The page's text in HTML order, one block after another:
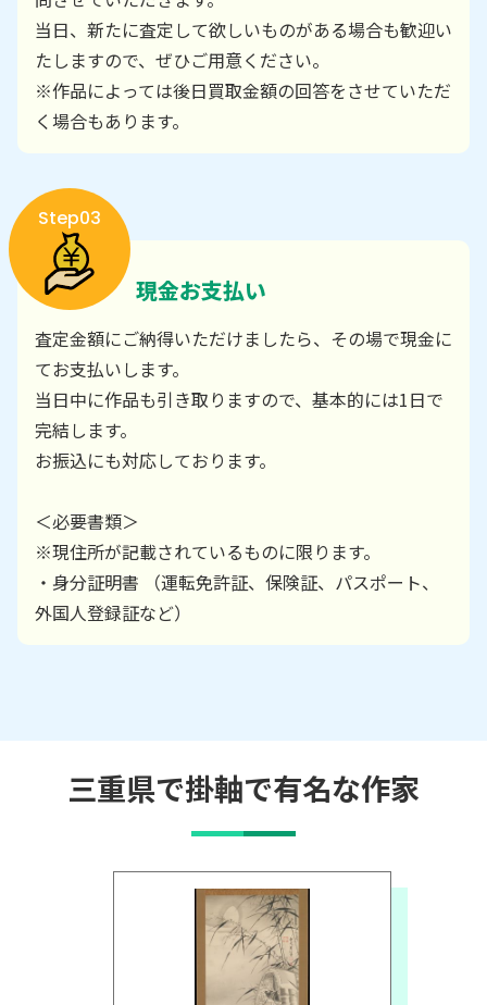
当日、新たに査定して欲しいものがある場合も歓迎い
たしますので、ぜひご用意ください。
※作品によっては後日買取金額の回答をさせていただ
く場合もあります。
Step03
現金お支払い
査定金額にご納得いただけましたら、その場で現金に
てお支払いします。
当日中に作品も引き取りますので、基本的には1日で
完結します。
お振込にも対応しております。
＜必要書類＞
※現住所が記載されているものに限ります。
・身分証明書 （運転免許証、保険証、パスポート、
外国人登録証など）
三重県で掛軸で有名な作家